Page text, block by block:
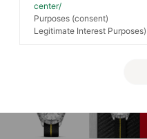
center/
Purposes (consent)
Legitimate Interest Purposes)